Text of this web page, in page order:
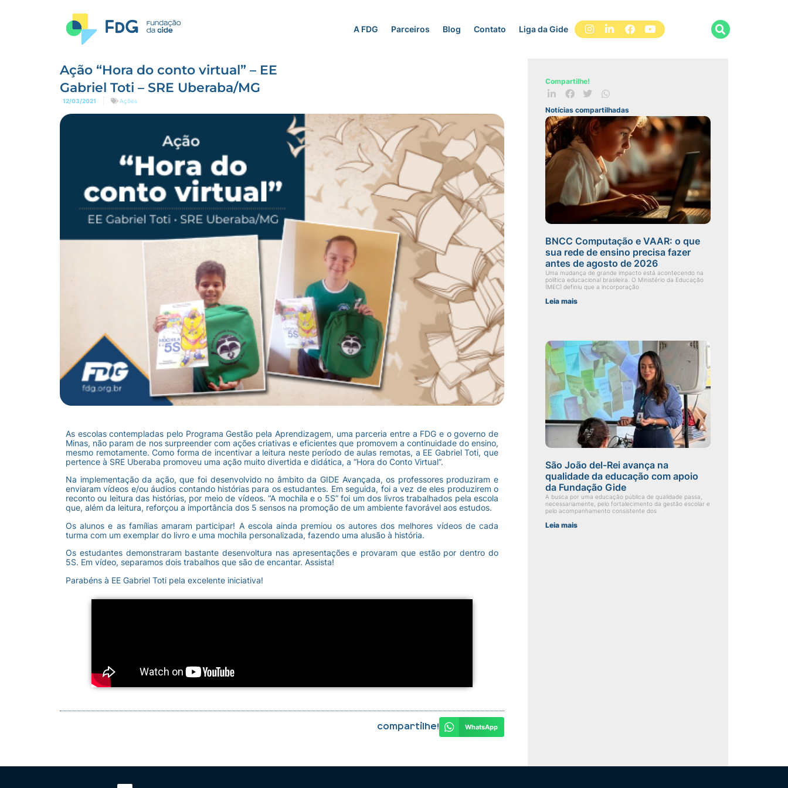
A FDG Parceiros Blog Contato Liga da Gide
Ação “Hora do conto virtual” – EE
Gabriel Toti – SRE Uberaba/MG
12/03/2021 Ações
As escolas contempladas pelo Programa Gestão pela Aprendizagem, uma parceria entre a FDG e o governo de
Minas, não param de nos surpreender com ações criativas e eficientes que promovem a continuidade do ensino,
mesmo remotamente. Como forma de incentivar a leitura neste período de aulas remotas, a EE Gabriel Toti, que
pertence à SRE Uberaba promoveu uma ação muito divertida e didática, a “Hora do Conto Virtual”.
Na implementação da ação, que foi desenvolvido no âmbito da GIDE Avançada, os professores produziram e
enviaram vídeos e/ou áudios contando histórias para os estudantes. Em seguida, foi a vez de eles produzirem o
reconto ou leitura das histórias, por meio de vídeos. “A mochila e o 5S” foi um dos livros trabalhados pela escola
que, além da leitura, reforçou a importância dos 5 sensos na promoção de um ambiente favorável aos estudos.
Os alunos e as famílias amaram participar! A escola ainda premiou os autores dos melhores vídeos de cada
turma com um exemplar do livro e uma mochila personalizada, fazendo uma alusão à história.
Os estudantes demonstraram bastante desenvoltura nas apresentações e provaram que estão por dentro do
5S. Em vídeo, separamos dois trabalhos que são de encantar. Assista!
Parabéns à EE Gabriel Toti pela excelente iniciativa!
Compartilhe! WhatsApp
Compartilhe!
Notícias compartilhadas
BNCC Computação e VAAR: o que
sua rede de ensino precisa fazer
antes de agosto de 2026
Uma mudança de grande impacto está acontecendo na
política educacional brasileira. O Ministério da Educação
(MEC) definiu que a incorporação
Leia mais
São João del-Rei avança na
qualidade da educação com apoio
da Fundação Gide
A busca por uma educação pública de qualidade passa,
necessariamente, pelo fortalecimento da gestão escolar e
pelo acompanhamento consistente dos
Leia mais